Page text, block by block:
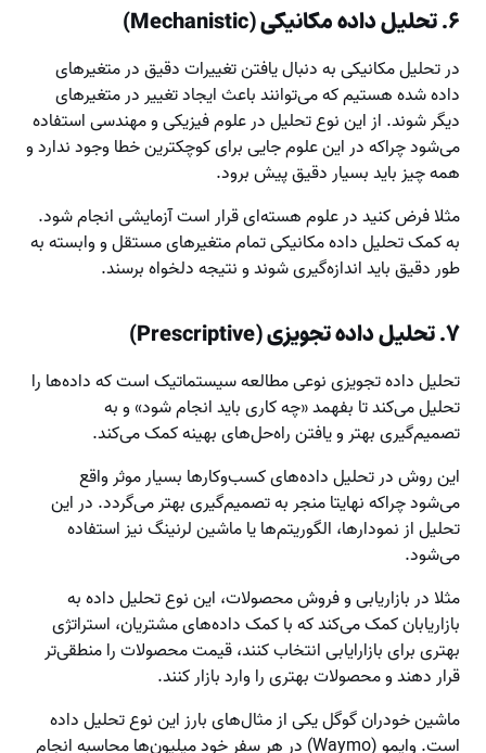
۶. تحلیل داده مکانیکی (Mechanistic)
در تحلیل مکانیکی به دنبال یافتن تغییرات دقیق در متغیرهای
داده شده هستیم که می‌توانند باعث ایجاد تغییر در متغیرهای
دیگر شوند. از این نوع تحلیل در علوم فیزیکی و مهندسی استفاده
می‌شود چراکه در این علوم جایی برای کوچکترین خطا وجود ندارد و
همه چیز باید بسیار دقیق پیش برود.
مثلا فرض کنید در علوم هسته‌ای قرار است آزمایشی انجام شود.
به کمک تحلیل داده مکانیکی تمام متغیرهای مستقل و وابسته به
طور دقیق باید اندازه‌گیری شوند و نتیجه دلخواه برسند.
۷. تحلیل داده تجویزی (Prescriptive)
تحلیل داده تجویزی نوعی مطالعه سیستماتیک است که داده‌ها را
تحلیل می‌کند تا بفهمد «چه کاری باید انجام شود» و به
تصمیم‌گیری بهتر و یافتن راه‌حل‌های بهینه کمک می‌کند.
این روش در تحلیل داده‌های کسب‌وکارها بسیار موثر واقع
می‌شود چراکه نهایتا منجر به تصمیم‌گیری بهتر می‌گردد. در این
تحلیل از نمودارها، الگوریتم‌ها یا ماشین لرنینگ نیز استفاده
می‌شود.
مثلا در بازاریابی و فروش محصولات، این نوع تحلیل داده به
بازاریابان کمک می‌کند که با کمک داده‌های مشتریان، استراتژی
بهتری برای بازارایابی انتخاب کنند، قیمت محصولات را منطقی‌تر
قرار دهند و محصولات بهتری را وارد بازار کنند.
ماشین خودران گوگل یکی از مثال‌های بارز این نوع تحلیل داده
است. وایمو (Waymo) در هر سفر خود میلیون‌ها محاسبه انجام